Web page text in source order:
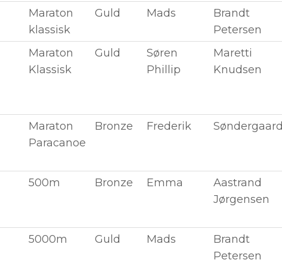
Maraton
klassisk
Guld Mads
Brandt
Petersen
Maraton
Klassisk
Guld
Søren
Phillip
Maretti
Knudsen
Maraton
Paracanoe
Bronze Frederik Søndergaard
500m Bronze Emma
Aastrand
Jørgensen
5000m Guld Mads
Brandt
Petersen